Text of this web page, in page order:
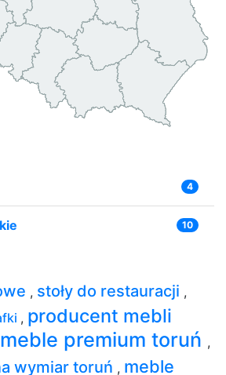
4
10
, stoły do restauracji ,
, producent mebli
meble premium toruń ,
wymiar toruń , meble